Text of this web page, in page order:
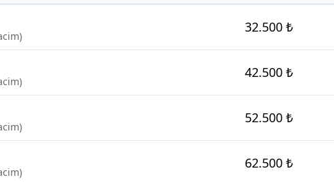
32.500 ₺
42.500 ₺
52.500 ₺
62.500 ₺